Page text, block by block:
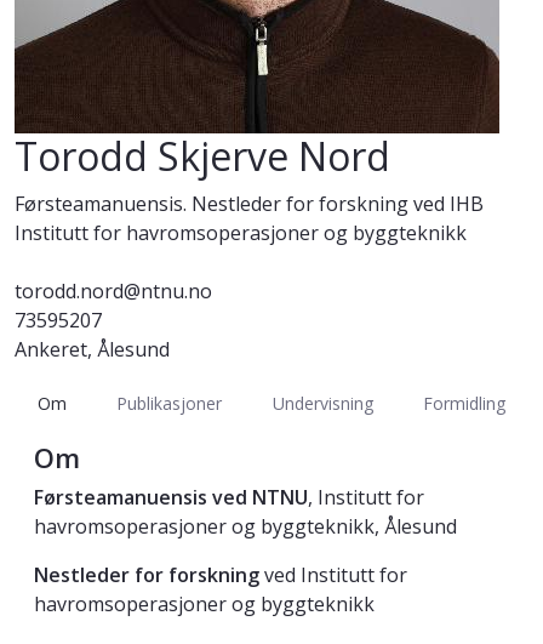
Torodd Skjerve Nord
Førsteamanuensis. Nestleder for forskning ved IHB
Institutt for havromsoperasjoner og byggteknikk
torodd.nord@ntnu.no
73595207
Ankeret, Ålesund
Om Publikasjoner Undervisning Formidling
Om
Førsteamanuensis ved NTNU, Institutt for
havromsoperasjoner og byggteknikk, Ålesund
Nestleder for forskningved Institutt for
havromsoperasjoner og byggteknikk